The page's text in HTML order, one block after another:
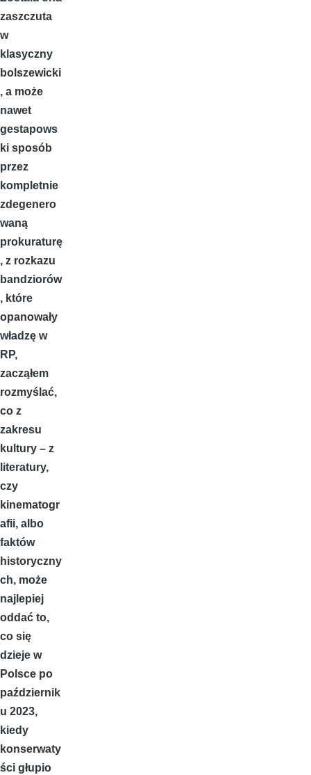
zaszczuta
w
klasyczny
bolszewicki
, a może
nawet
gestapows
ki sposób
przez
kompletnie
zdegenero
waną
prokuraturę
, z rozkazu
bandziorów
, które
opanowały
władzę w
RP,
zacząłem
rozmyślać,
co z
zakresu
kultury – z
literatury,
czy
kinematogr
afii, albo
faktów
historyczny
ch, może
najlepiej
oddać to,
co się
dzieje w
Polsce po
październik
u 2023,
kiedy
konserwaty
ści głupio